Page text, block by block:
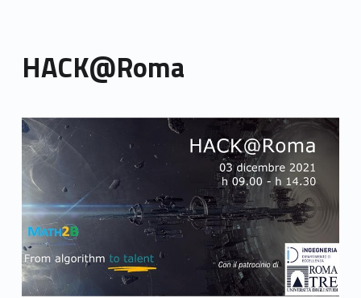
HACK@Roma
Link identifier archive #link-archive-thumb-soap-49194